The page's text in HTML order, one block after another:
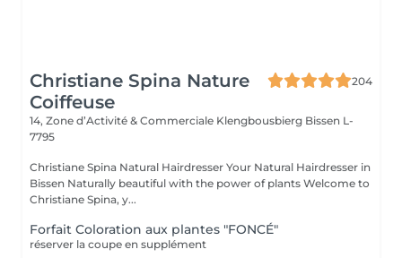
Christiane Spina Nature
Coiffeuse
204
14, Zone d’Activité & Commerciale Klengbousbierg Bissen L-
7795
Christiane Spina Natural Hairdresser Your Natural Hairdresser in
Bissen Naturally beautiful with the power of plants Welcome to
Christiane Spina, y...
Forfait Coloration aux plantes "FONCÉ"
réserver la coupe en supplément